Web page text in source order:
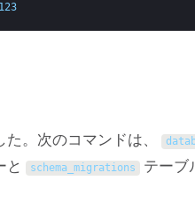
。次のコマンドは、
と schema_migrations テーブ